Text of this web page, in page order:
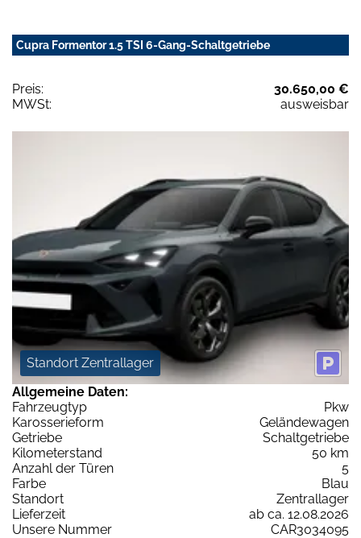
Cupra Formentor 1.5 TSI 6-Gang-Schaltgetriebe
Preis:
30.650,00 €
MWSt:
ausweisbar
Standort Zentrallager
Allgemeine Daten:
Fahrzeugtyp
Pkw
Karosserieform
Geländewagen
Getriebe
Schaltgetriebe
Kilometerstand
50 km
Anzahl der Türen
5
Farbe
Blau
Standort
Zentrallager
Lieferzeit
ab ca. 12.08.2026
Unsere Nummer
CAR3034095